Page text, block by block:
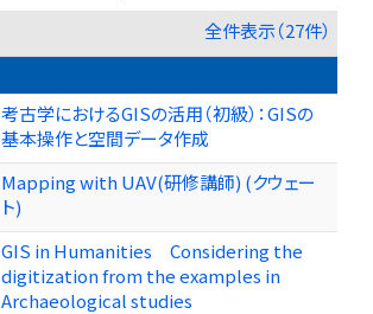
全件表示（27件）
考古学におけるGISの活用（初級）：GISの
基本操作と空間データ作成
Mapping with UAV(研修講師) (クウェー
ト)
GIS in Humanities Considering the
digitization from the examples in
Archaeological studies